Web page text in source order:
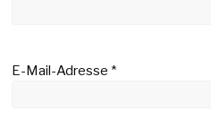
E-Mail-Adresse*